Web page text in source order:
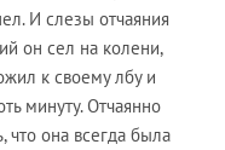
И слезы отчаяния
он сел на колени,
к своему лбу и
минуту. Отчаянно
что она всегда была